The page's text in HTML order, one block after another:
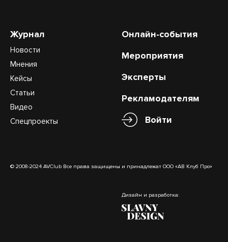
Журнал
Новости
Мнения
Кейсы
Статьи
Видео
Спецпроекты
Онлайн-события
Мероприятия
Эксперты
Рекламодателям
Войти
© 2008-2024 AVClub Все права защищены и принадлежат ООО «АВ Клуб Про»
Дизайн и разработка: